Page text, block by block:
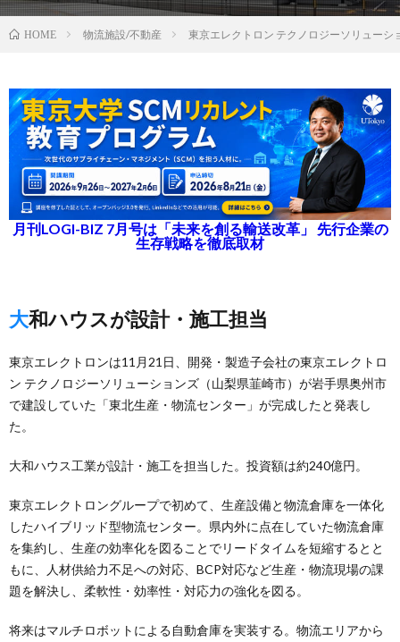
HOME 物流施設/不動産 東京エレクトロン テクノロジーソリュー
月刊LOGI-BIZ 7月号は「未来を創る輸送改革」 先行企業の
生存戦略を徹底取材
大和ハウスが設計・施工担当
東京エレクトロンは11月21日、開発・製造子会社の東京エレクトロ
ン テクノロジーソリューションズ（山梨県韮崎市）が岩手県奥州市
で建設していた「東北生産・物流センター」が完成したと発表し
た。
大和ハウス工業が設計・施工を担当した。投資額は約240億円。
東京エレクトロングループで初めて、生産設備と物流倉庫を一体化
したハイブリッド型物流センター。県内外に点在していた物流倉庫
を集約し、生産の効率化を図ることでリードタイムを短縮するとと
もに、人材供給力不足への対応、BCP対応など生産・物流現場の課
題を解決し、柔軟性・効率性・対応力の強化を図る。
将来はマルチロボットによる自動倉庫を実装する。物流エリアから